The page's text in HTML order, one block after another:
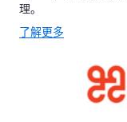
理。
了解更多